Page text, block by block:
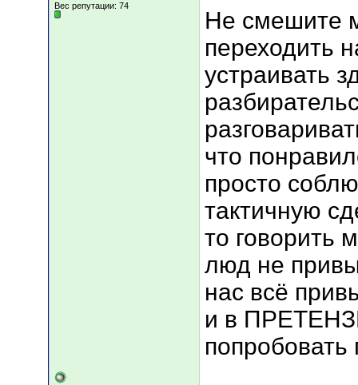
Вес репутации: 74
Не смешите
переходить
устраивать
что
просто
тактичную
то говорить
люд не
нас всё
и в
попробовать